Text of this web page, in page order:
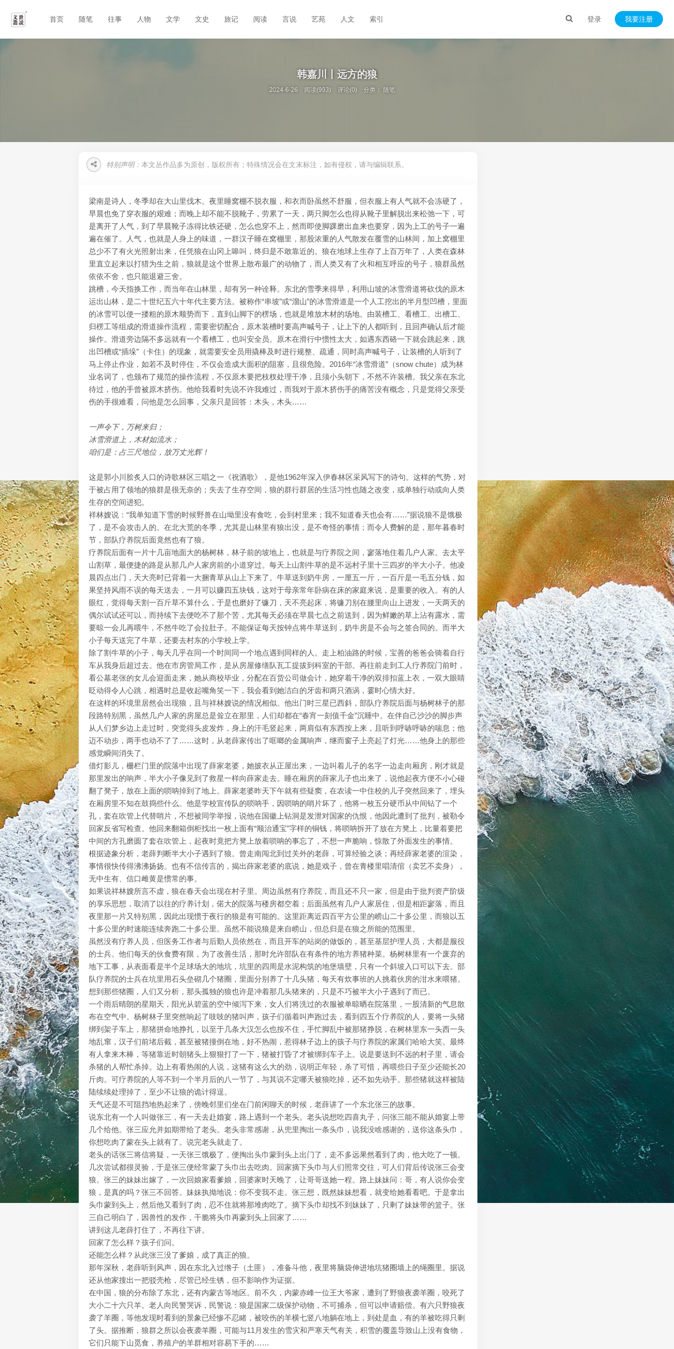
登录 我要注册
首页 随笔 往事 人物 文学 文史 旅记 阅读 言说 艺苑 人文 索引
韩嘉川丨远方的狼
2024-6-26 阅读(993) 评论(0) 分类：随笔
特别声明： 本文丛作品多为原创，版权所有；特殊情况会在文末标注，如有侵权，请与编辑联系。
梁南是诗人，冬季却在大山里伐木。夜里睡窝棚不脱衣服，和衣而卧虽然不舒服，但衣服上有人气就不会冻硬了，
早晨也免了穿衣服的艰难；而晚上却不能不脱靴子，劳累了一天，两只脚怎么也得从靴子里解脱出来松弛一下，可
是离开了人气，到了早晨靴子冻得比铁还硬，怎么也穿不上，然而即使脚踝磨出血来也要穿，因为上工的号子一遍
遍在催了。人气，也就是人身上的味道，一群汉子睡在窝棚里，那股浓重的人气散发在覆雪的山林间，加上窝棚里
总少不了有火光照射出来，任凭狼在山冈上嗥叫，终归是不敢靠近的。狼在地球上生存了上百万年了，人类在森林
里直立起来以打猎为生之前，狼就是这个世界上散布最广的动物了，而人类又有了火和相互呼应的号子，狼群虽然
依依不舍，也只能退避三舍。
跳槽，今天指换工作，而当年在山林里，却有另一种诠释。东北的雪季来得早，利用山坡的冰雪滑道将砍伐的原木
运出山林，是二十世纪五六十年代主要方法。被称作“串坡”或“溜山”的冰雪滑道是一个人工挖出的半月型凹槽，里面
的冰雪可以使一搂粗的原木顺势而下，直到山脚下的楞场，也就是堆放木材的场地。由装槽工、看槽工、出槽工、
归楞工等组成的滑道操作流程，需要密切配合，原木装槽时要高声喊号子，让上下的人都听到，且回声确认后才能
操作。滑道旁边隔不多远就有一个看槽工，也叫安全员。原木在滑行中惯性太大，如遇东西硌一下就会跳起来，跳
出凹槽或“插垛”（卡住）的现象，就需要安全员用撬棒及时进行规整、疏通，同时高声喊号子，让装槽的人听到了
马上停止作业，如若不及时停住，不仅会造成大面积的阻塞，且很危险。2016年“冰雪滑道”（snow chute）成为林
业名词了，也颁布了规范的操作流程，不仅原木要把枝杈处理干净，且须小头朝下，不然不许装槽。我父亲在东北
待过，他的手曾被原木挤伤。他给我看时先说不许我难过，而我对于原木挤伤手的痛苦没有概念，只是觉得父亲受
伤的手很难看，问他是怎么回事，父亲只是回答：木头，木头……
一声令下，万树来归；
冰雪滑道上，木材如流水；
咱们是：占三尺地位，放万丈光辉！
这是郭小川脍炙人口的诗歌林区三唱之一《祝酒歌》，是他1962年深入伊春林区采风写下的诗句。这样的气势，对
于被占用了领地的狼群是很无奈的；失去了生存空间，狼的群行群居的生活习性也随之改变，或单独行动或向人类
生存的空间进犯。
祥林嫂说：“我单知道下雪的时候野兽在山坳里没有食吃，会到村里来；我不知道春天也会有……”据说狼不是饿极
了，是不会攻击人的。在北大荒的冬季，尤其是山林里有狼出没，是不奇怪的事情；而令人费解的是，那年暮春时
节，部队疗养院后面竟然也有了狼。
疗养院后面有一片十几亩地面大的杨树林，林子前的坡地上，也就是与疗养院之间，寥落地住着几户人家。去太平
山割草，最便捷的路是从那几户人家房前的小道穿过。每天上山割牛草的是不远村子里十三四岁的半大小子。他凌
晨四点出门，天大亮时已背着一大捆青草从山上下来了。牛草送到奶牛房，一厘五一斤，一百斤是一毛五分钱，如
果坚持风雨不误的每天送去，一月可以赚四五块钱，这对于母亲常年卧病在床的家庭来说，是重要的收入。有的人
眼红，觉得每天割一百斤草不算什么，于是也磨好了镰刀，天不亮起床，将镰刀别在腰里向山上进发，一天两天的
偶尔试试还可以，而持续下去便吃不了那个苦，尤其每天必须在早晨七点之前送到，因为鲜嫩的草上沾有露水，需
要晾一会儿再喂牛，不然牛吃了会拉肚子。不能保证每天按钟点将牛草送到，奶牛房是不会与之签合同的。而半大
小子每天送完了牛草，还要去村东的小学校上学。
除了割牛草的小子，每天几乎在同一个时间同一个地点遇到同样的人。走上柏油路的时候，宝善的爸爸会骑着自行
车从我身后超过去。他在市房管局工作，是从房屋修缮队瓦工提拔到科室的干部。再往前走到工人疗养院门前时，
看公墓老张的女儿会迎面走来，她从商校毕业，分配在百货公司做会计，她穿着干净的双排扣蓝上衣，一双大眼睛
眨动得令人心跳，相遇时总是收起嘴角笑一下，我会看到她洁白的牙齿和两只酒涡，霎时心情大好。
在这样的环境里居然会出现狼，且与祥林嫂说的情况相似。他出门时三星已西斜，部队疗养院后面与杨树林子的那
段路特别黑，虽然几户人家的房屋总是耸立在那里，人们却都在“春宵一刻值千金”沉睡中。在伴自己沙沙的脚步声
从人们梦乡边上走过时，突觉得头皮发炸，身上的汗毛竖起来，两肩似有东西按上来，且听到呼哧呼哧的喘息；他
迈不动步，两手也动不了了……这时，从老薛家传出了哐啷的金属响声，继而窗子上亮起了灯光……他身上的那些
感觉瞬间消失了。
借灯影儿，栅栏门里的院落中出现了薛家老婆，她披衣从正屋出来，一边叫着儿子的名字一边走向厢房，刚才就是
那里发出的响声，半大小子像见到了救星一样向薛家走去。睡在厢房的薛家儿子也出来了，说他起夜方便不小心碰
翻了凳子，放在上面的唢呐掉到了地上。薛家老婆昨天下午就有些疑窦，在农读一中住校的儿子突然回来了，埋头
在厢房里不知在鼓捣些什么。他是学校宣传队的唢呐手，因唢呐的哨片坏了，他将一枚五分硬币从中间钻了一个
孔，套在吹管上代替哨片，不想被同学举报，说他在国徽上钻洞是发泄对国家的仇恨，他因此遭到了批判，被勒令
回家反省写检查。他回来翻箱倒柜找出一枚上面有“顺治通宝”字样的铜钱，将唢呐拆开了放在方凳上，比量着要把
中间的方孔磨圆了套在吹管上，起夜时竟把方凳上放着唢呐的事忘了，不想一声脆响，惊散了外面发生的事情。
根据迹象分析，老薛判断半大小子遇到了狼。曾走南闯北到过关外的老薛，可算经验之谈；再经薛家老婆的渲染，
事情很快传得沸沸扬扬。也有不信传言的，揭出薛家老婆的底说，她是戏子，曾在青楼里唱清倌（卖艺不卖身），
无中生有、信口雌黄是惯常的事。
如果说祥林嫂所言不虚，狼在春天会出现在村子里。周边虽然有疗养院，而且还不只一家，但是由于批判资产阶级
的享乐思想，取消了以往的疗养计划，偌大的院落与楼房都空着；后面虽然有几户人家居住，但是相距寥落，而且
夜里那一片又特别黑，因此出现惯于夜行的狼是有可能的。这里距离近四百平方公里的崂山二十多公里，而狼以五
十多公里的时速能连续奔跑二十多公里。虽然不能说狼是来自崂山，但总归是在狼之所能的范围里。
虽然没有疗养人员，但医务工作者与后勤人员依然在，而且开车的站岗的做饭的，甚至基层护理人员，大都是服役
的士兵。他们每天的伙食费有限，为了改善生活，那时允许部队在有条件的地方养猪种菜。杨树林里有一个废弃的
地下工事，从表面看是半个足球场大的地坑，坑里的四周是水泥构筑的地堡墙壁，只有一个斜坡入口可以下去。部
队疗养院的士兵在坑里用石头垒砌几个猪圈，里面分别养了十几头猪，每天有炊事班的人挑着伙房的泔水来喂猪。
想到那些猪圈，人们又分析，那头孤独的狼也许是冲着那几头猪来的，只是不巧被半大小子遇到了而已。
一个雨后晴朗的星期天，阳光从碧蓝的空中倾泻下来，女人们将洗过的衣服被单晾晒在院落里，一股清新的气息散
布在空气中。杨树林子里突然响起了吱吱的猪叫声，孩子们循着叫声跑过去，看到四五个疗养院的人，要将一头猪
绑到架子车上，那猪拼命地挣扎，以至于几条大汉怎么也按不住，手忙脚乱中被那猪挣脱，在树林里东一头西一头
地乱窜，汉子们前堵后截，甚至被猪撞倒在地，好不热闹，惹得林子边上的孩子与疗养院的家属们哈哈大笑。最终
有人拿来木棒，等猪靠近时朝猪头上狠狠打了一下，猪被打昏了才被绑到车子上。说是要送到不远的村子里，请会
杀猪的人帮忙杀掉。边上有看热闹的人说，这猪有这么大的劲，说明正年轻，杀了可惜，再喂些日子至少还能长20
斤肉。可疗养院的人等不到一个半月后的八一节了，与其说不定哪天被狼吃掉，还不如先动手。那些猪就这样被陆
陆续续处理掉了，至少不让狼的诡计得逞。
天气还是不可阻挡地热起来了，傍晚邻里们坐在门前闲聊天的时候，老薛讲了一个东北张三的故事。
说东北有一个人叫做张三，有一天去赴婚宴，路上遇到一个老头。老头说想吃四喜丸子，问张三能不能从婚宴上带
几个给他。张三应允并如期带给了老头。老头非常感谢，从兜里掏出一条头巾，说我没啥感谢的，送你这条头巾，
你想吃肉了蒙在头上就有了。说完老头就走了。
老头的话张三将信将疑，一天张三饿极了，便掏出头巾蒙到头上出门了，走不多远果然看到了肉，他大吃了一顿。
几次尝试都很灵验，于是张三便经常蒙了头巾出去吃肉。回家摘下头巾与人们照常交往，可人们背后传说张三会变
狼。张三的妹妹出嫁了，一次回娘家看爹娘，回婆家时天晚了，让哥哥送她一程。路上妹妹问：哥，有人说你会变
狼，是真的吗？张三不回答。妹妹执拗地说：你不变我不走。张三想，既然妹妹想看，就变给她看看吧。于是拿出
头巾蒙到头上，然后他又看到了肉，忍不住就将那堆肉吃了。摘下头巾却找不到妹妹了，只剩了妹妹带的篮子。张
三自己明白了，因兽性的发作，干脆将头巾再蒙到头上回家了……
讲到这儿老薛打住了，不再往下讲。
回家了怎么样？孩子们问。
还能怎么样？从此张三没了爹娘，成了真正的狼。
那年深秋，老薛听到风声，因在东北入过绺子（土匪），准备斗他，夜里将脑袋伸进地坑猪圈墙上的绳圈里。据说
还从他家搜出一把驳壳枪，尽管已经生锈，但不影响作为证据。
在中国，狼的分布除了东北，还有内蒙古等地区。前不久，内蒙赤峰一位王大爷家，遭到了野狼夜袭羊圈，咬死了
大小二十六只羊。老人向民警哭诉，民警说：狼是国家二级保护动物，不可捕杀，但可以申请赔偿。有六只野狼夜
袭了羊圈，等他发现时看到的景象已经惨不忍睹，被咬伤的羊横七竖八地躺在地上，到处是血，有的羊被吃得只剩
了头。据推断，狼群之所以会夜袭羊圈，可能与11月发生的雪灾和严寒天气有关，积雪的覆盖导致山上没有食物，
它们只能下山觅食，养殖户的羊群相对容易下手的……